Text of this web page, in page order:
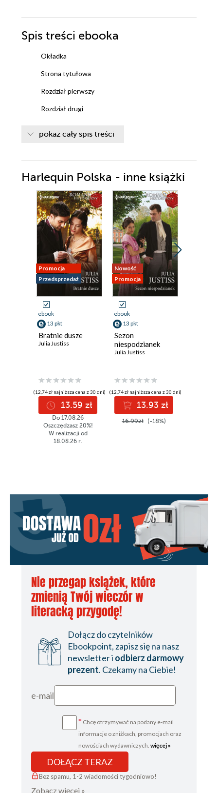
Spis treści ebooka
Okładka
Strona tytułowa
Rozdział pierwszy
Rozdział drugi
Rozdział piąty
Rozdział szósty
Rozdział siódmy
Rozdział ósmy
Rozdział dziewiąty
Rozdział dziesiąty
Rozdział jedenasty
Rozdział dwunasty
Rozdział trzynasty
Strona redakcyjna
pokaż cały spis treści
Harlequin Polska - inne książki
Promocja
Przedsprzedaż
ebook
13 pkt
Bratnie dusze
Julia Justiss
(12,74 zł najniższa cena z 30 dni)
13.59 zł
Do 17.08.26
Oszczędzasz 20%!
W realizacji od
18.08.26 r.
Nowość
Promocja
ebook
13 pkt
Sezon
niespodzianek
Julia Justiss
(12,74 zł najniższa cena z 30 dni)
13.93 zł
16.99zł (-18%)
Nie przegap książek, które
zmienią Twój wieczór w
literacką przygodę!
Dołącz do czytelników
Ebookpoint, zapisz się na nasz
newsletter i odbierz darmowy
prezent. Czekamy na Ciebie!
e-mail
* Chcę otrzymywać na podany e-mail
informacje o zniżkach, promocjach oraz
nowościach wydawniczych. więcej »
DOŁĄCZ TERAZ
Bez spamu, 1-2 wiadomości tygodniowo!
Zobacz więcej »